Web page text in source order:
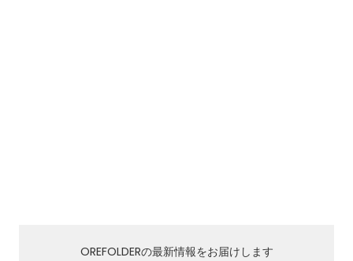
OREFOLDERの最新情報をお届けします